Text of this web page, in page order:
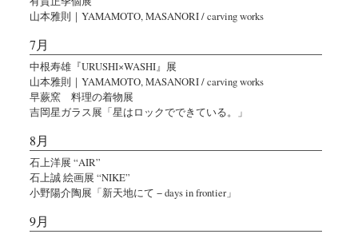
山本雅則｜YAMAMOTO, MASANORI / carving works
7月
中根寿雄『URUSHI×WASHI』展
山本雅則｜YAMAMOTO, MASANORI / carving works
早蕨窯 料理の着物展
吉岡星ガラス展「星はロックでできている。」
8月
石上洋展 “AIR”
石上誠 絵画展 “NIKE”
小野陽介陶展「新天地にて − days in frontier」
9月